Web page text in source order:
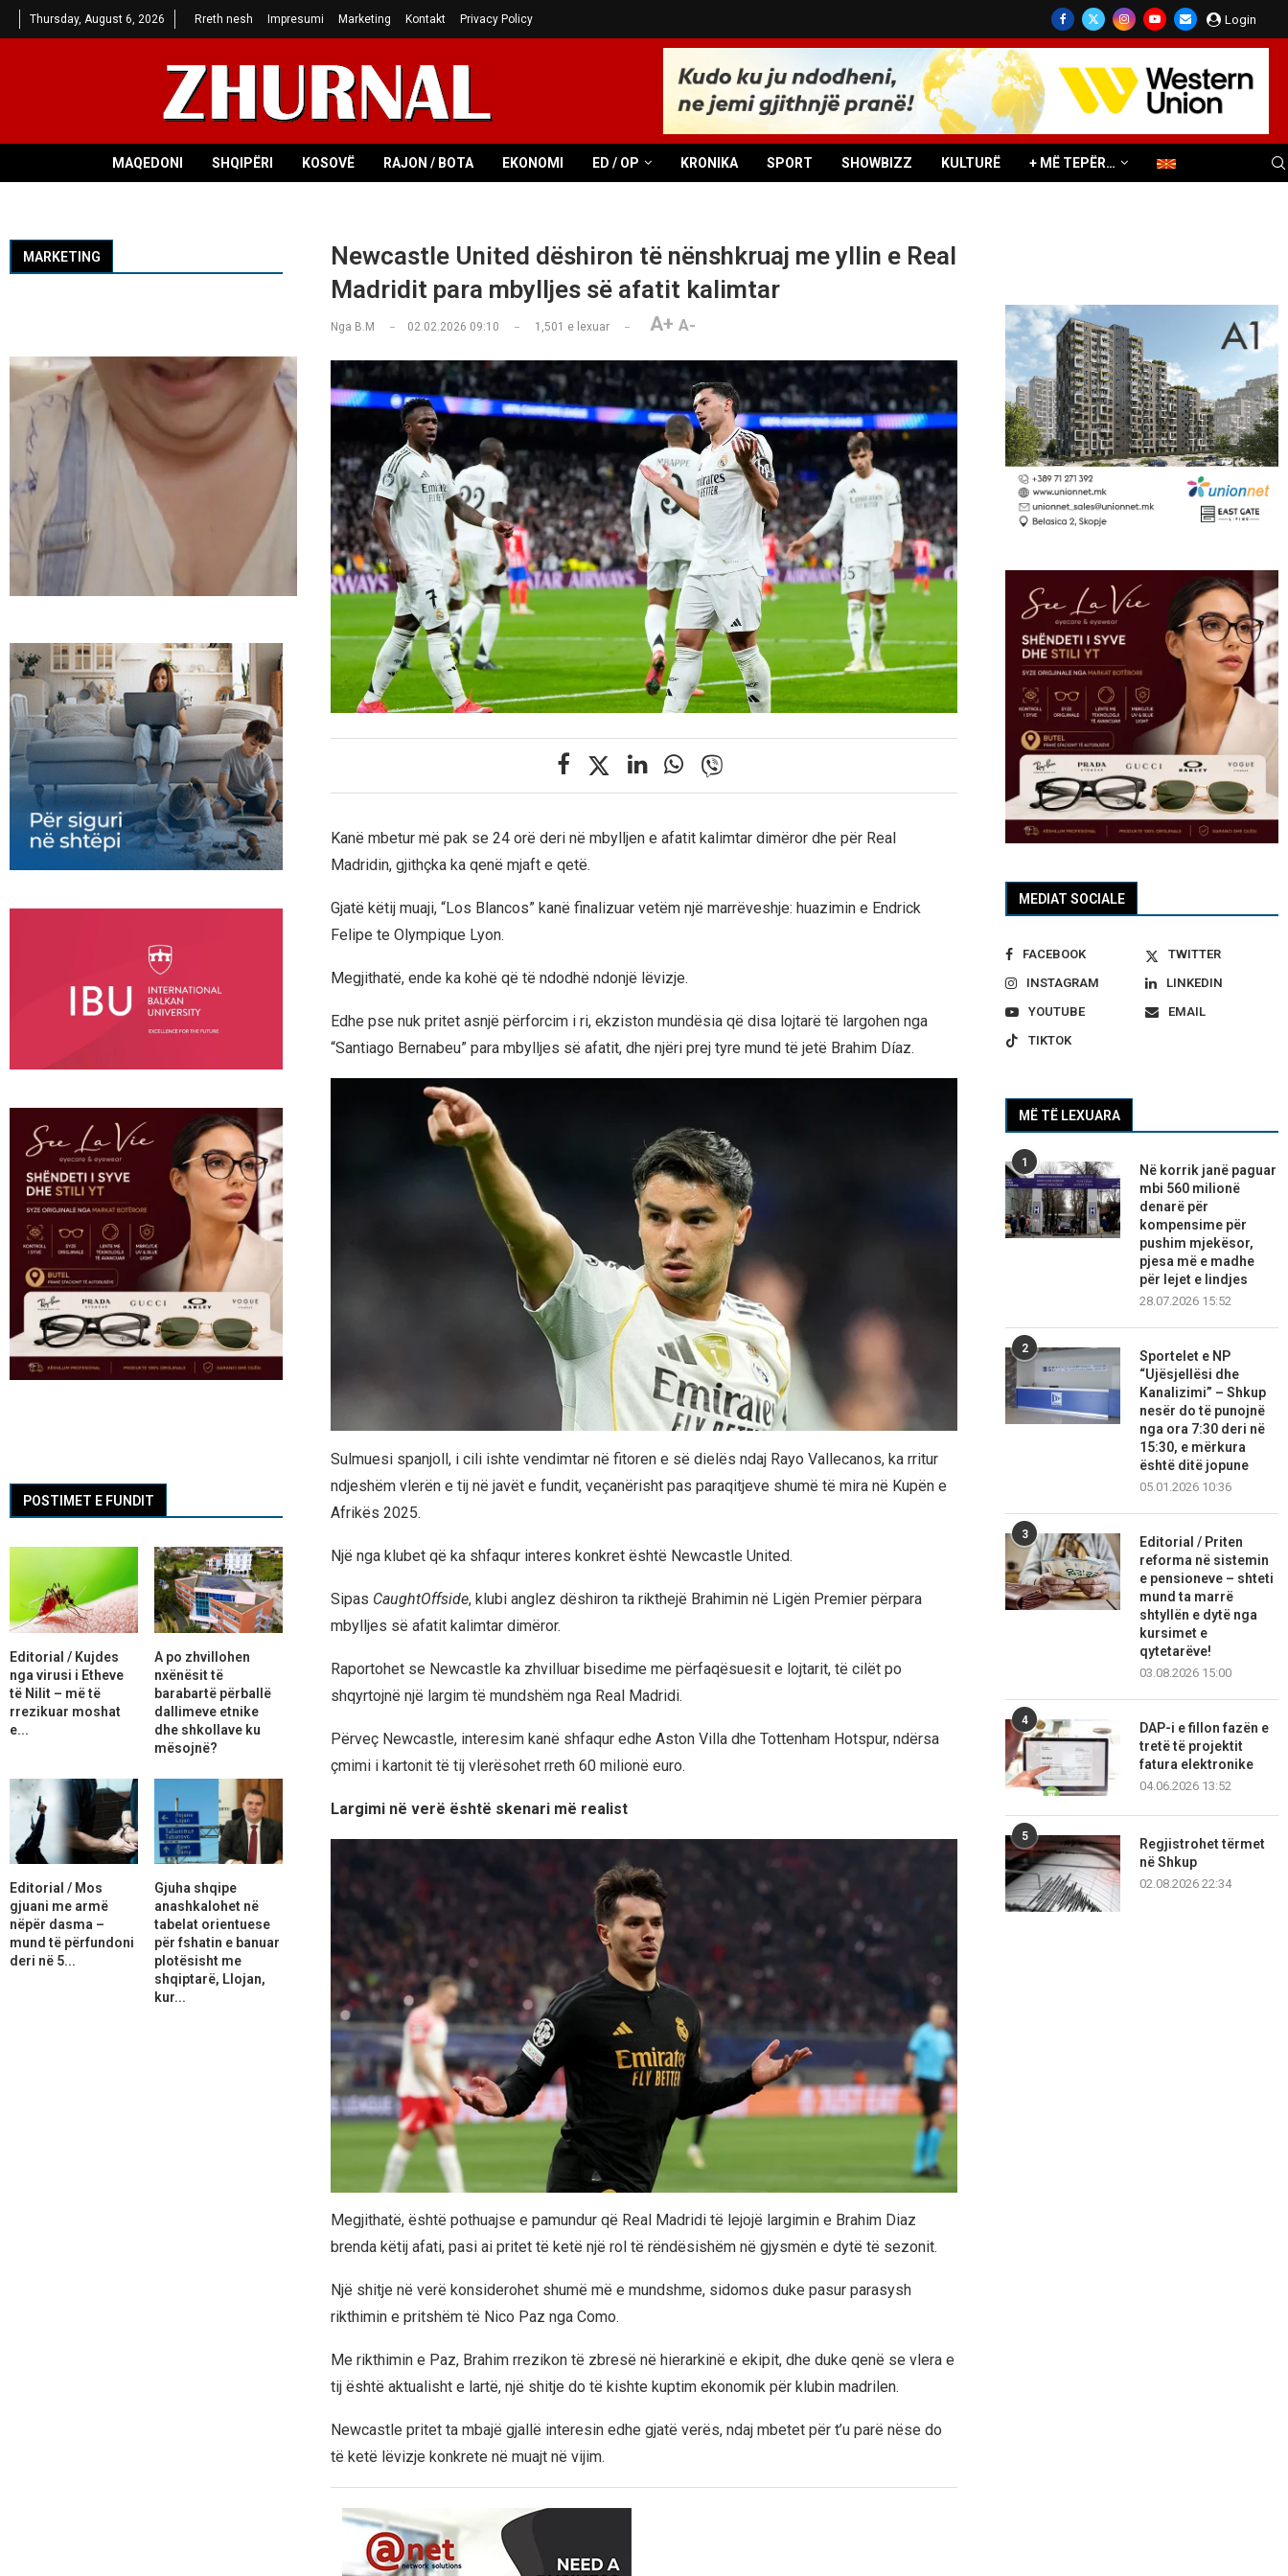
Thursday, August 6, 2026 Rreth nesh Impresumi Marketing Kontakt Privacy Policy Login
MAQEDONI SHQIPËRI KOSOVË RAJON / BOTA EKONOMI ED / OP KRONIKA SPORT SHOWBIZZ KULTURË + MË TEPËR…
Newcastle United dëshiron të nënshkruaj me yllin e Real
Madridit para mbylljes së afatit kalimtar
Nga B.M 02.02.2026 09:10 1,501 e lexuar A+ A-
Kanë mbetur më pak se 24 orë deri në mbylljen e afatit kalimtar dimëror dhe për Real
Madridin, gjithçka ka qenë mjaft e qetë.
Gjatë këtij muaji, “Los Blancos” kanë finalizuar vetëm një marrëveshje: huazimin e Endrick
Felipe te Olympique Lyon.
Megjithatë, ende ka kohë që të ndodhë ndonjë lëvizje.
Edhe pse nuk pritet asnjë përforcim i ri, ekziston mundësia që disa lojtarë të largohen nga
“Santiago Bernabeu” para mbylljes së afatit, dhe njëri prej tyre mund të jetë Brahim Díaz.
Sulmuesi spanjoll, i cili ishte vendimtar në fitoren e së dielës ndaj Rayo Vallecanos, ka rritur
ndjeshëm vlerën e tij në javët e fundit, veçanërisht pas paraqitjeve shumë të mira në Kupën e
Afrikës 2025.
Një nga klubet që ka shfaqur interes konkret është Newcastle United.
Sipas CaughtOffside, klubi anglez dëshiron ta rikthejë Brahimin në Ligën Premier përpara
mbylljes së afatit kalimtar dimëror.
Raportohet se Newcastle ka zhvilluar bisedime me përfaqësuesit e lojtarit, të cilët po
shqyrtojnë një largim të mundshëm nga Real Madridi.
Përveç Newcastle, interesim kanë shfaqur edhe Aston Villa dhe Tottenham Hotspur, ndërsa
çmimi i kartonit të tij vlerësohet rreth 60 milionë euro.
Largimi në verë është skenari më realist
Megjithatë, është pothuajse e pamundur që Real Madridi të lejojë largimin e Brahim Diaz
brenda këtij afati, pasi ai pritet të ketë një rol të rëndësishëm në gjysmën e dytë të sezonit.
Një shitje në verë konsiderohet shumë më e mundshme, sidomos duke pasur parasysh
rikthimin e pritshëm të Nico Paz nga Como.
Me rikthimin e Paz, Brahim rrezikon të zbresë në hierarkinë e ekipit, dhe duke qenë se vlera e
tij është aktualisht e lartë, një shitje do të kishte kuptim ekonomik për klubin madrilen.
Newcastle pritet ta mbajë gjallë interesin edhe gjatë verës, ndaj mbetet për t’u parë nëse do
të ketë lëvizje konkrete në muajt në vijim.
MEDIAT SOCIALE
FACEBOOK
TWITTER
INSTAGRAM
LINKEDIN
YOUTUBE
EMAIL
TIKTOK
MË TË LEXUARA
1
Në korrik janë paguar
mbi 560 milionë
denarë për
kompensime për
pushim mjekësor,
pjesa më e madhe
për lejet e lindjes
28.07.2026 15:52
2
Sportelet e NP
“Ujësjellësi dhe
Kanalizimi” – Shkup
nesër do të punojnë
nga ora 7:30 deri në
15:30, e mërkura
është ditë jopune
05.01.2026 10:36
3
Editorial / Priten
reforma në sistemin
e pensioneve – shteti
mund ta marrë
shtyllën e dytë nga
kursimet e
qytetarëve!
03.08.2026 15:00
4
DAP-i e fillon fazën e
tretë të projektit
fatura elektronike
04.06.2026 13:52
5
Regjistrohet tërmet
në Shkup
02.08.2026 22:34
MARKETING
POSTIMET E FUNDIT
Editorial / Kujdes
nga virusi i Etheve
të Nilit – më të
rrezikuar moshat
e...
A po zhvillohen
nxënësit të
barabartë përballë
dallimeve etnike
dhe shkollave ku
mësojnë?
Editorial / Mos
gjuani me armë
nëpër dasma –
mund të përfundoni
deri në 5...
Gjuha shqipe
anashkalohet në
tabelat orientuese
për fshatin e banuar
plotësisht me
shqiptarë, Llojan,
kur...